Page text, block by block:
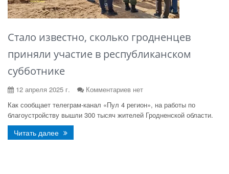
Стало известно, сколько гродненцев
приняли участие в республиканском
субботнике
12 апреля 2025 г.
Комментариев нет
Как сообщает телеграм-канал «Пул 4 регион», на работы по
благоустройству вышли 300 тысяч жителей Гродненской области.
Читать далее